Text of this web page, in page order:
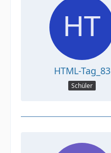
HTML-Tag_83
Schüler